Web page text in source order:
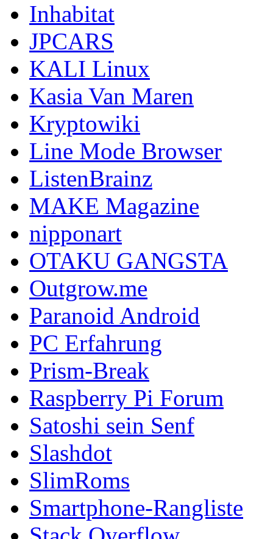
Inhabitat
JPCARS
KALI Linux
Kasia Van Maren
Kryptowiki
Line Mode Browser
ListenBrainz
MAKE Magazine
nipponart
OTAKU GANGSTA
Outgrow.me
Paranoid Android
PC Erfahrung
Prism-Break
Raspberry Pi Forum
Satoshi sein Senf
Slashdot
SlimRoms
Smartphone-Rangliste